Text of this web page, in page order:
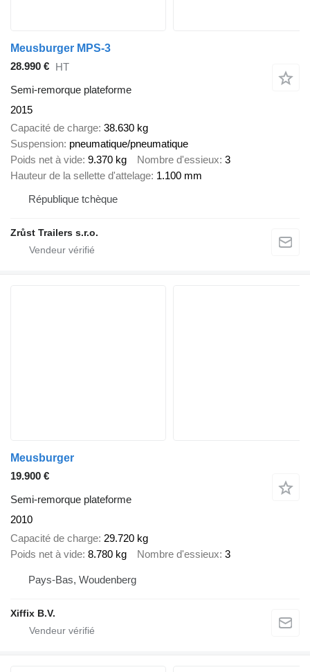
Meusburger MPS-3
28.990 € HT
Semi-remorque plateforme
2015
Capacité de charge 38.630 kg
Suspension pneumatique/pneumatique
Poids net à vide 9.370 kg Nombre d'essieux 3
Hauteur de la sellette d'attelage 1.100 mm
République tchèque
Zrůst Trailers s.r.o.
Meusburger
19.900 €
Semi-remorque plateforme
2010
Capacité de charge 29.720 kg
Poids net à vide 8.780 kg Nombre d'essieux 3
Pays-Bas, Woudenberg
Xiffix B.V.